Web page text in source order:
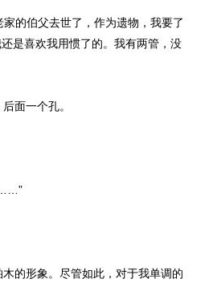
的伯父去世了，作为遗物，我要了
是喜欢我用惯了的。我有两管，没
面一个孔。
……”
的形象。尽管如此，对于我单调的